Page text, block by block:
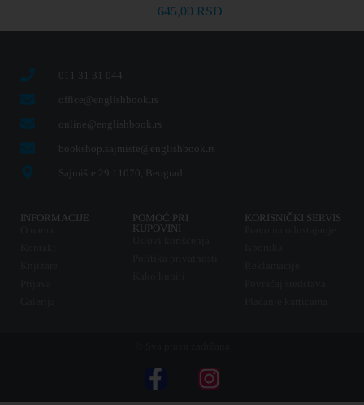
645,00 RSD
011 31 31 044
office@englishbook.rs
online@englishbook.rs
bookshop.sajmiste@englishbook.rs
Sajmište 29 11070, Beograd
INFORMACIJE
POMOĆ PRI
KUPOVINI
KORISNIČKI SERVIS